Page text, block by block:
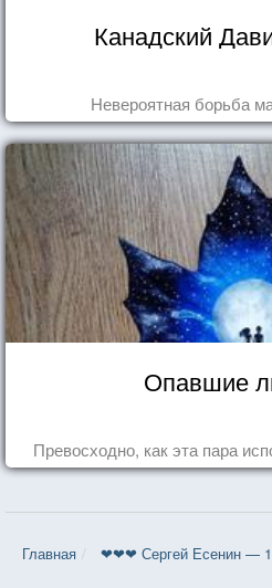
Канадский
Невероятная борьба
Опавшие
Превосходно, как эта пара
Главная ❤❤❤ Сергей Есенин —